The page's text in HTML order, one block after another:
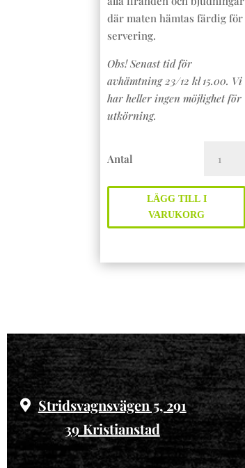
där maten hämtas färdig för
servering.
Obs! Senast tid för
avhämtning 23/12 kl 15.00. Vi
har heller ingen möjlighet för
utkörning.
Antal
mängd
LÄGG TILL I
VARUKORG
Stridsvagnsvägen 5, 291
39 Kristianstad